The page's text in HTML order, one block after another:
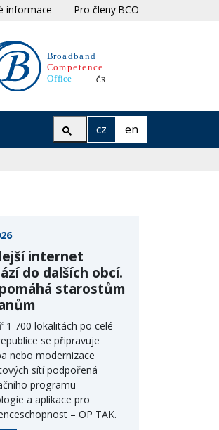
informace Pro členy BCO
cz en
internet
do dalších obcí.
starostům
1 700 lokalitách po celé
se připravuje
nebo modernizace
sítí podpořená
programu
a aplikace pro
– OP TAK.